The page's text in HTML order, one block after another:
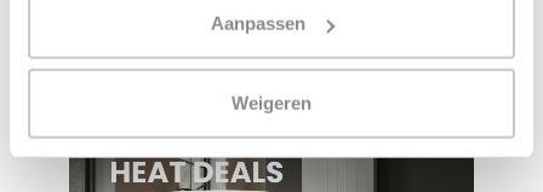
Aanpassen
Weigeren